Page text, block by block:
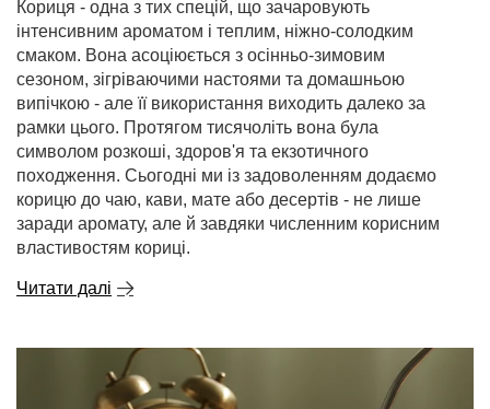
Кориця - одна з тих спецій, що зачаровують
інтенсивним ароматом і теплим, ніжно-солодким
смаком. Вона асоціюється з осінньо-зимовим
сезоном, зігріваючими настоями та домашньою
випічкою - але її використання виходить далеко за
рамки цього. Протягом тисячоліть вона була
символом розкоші, здоров'я та екзотичного
походження. Сьогодні ми із задоволенням додаємо
корицю до чаю, кави, мате або десертів - не лише
заради аромату, але й завдяки численним корисним
властивостям кориці.
Читати далі